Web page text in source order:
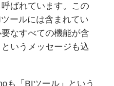
呼ばれています。この
ールには含まれてい
なすべての機能が含
いうメッセージも込
も「BIツール」という